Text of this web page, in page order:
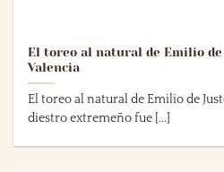
El toreo al natural de Emilio de
Valencia
El toreo al natural de Emilio de
diestro extremeño fue [...]